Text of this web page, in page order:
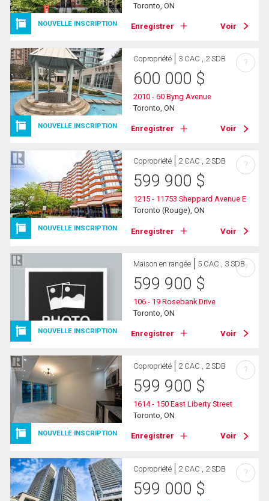
NOUVELLE INSCRIPTION
Toronto, ON
Enregistrer Voir
NOUVELLE INSCRIPTION
Copropriété 3 CAC , 2 SDB
600 000 $
2010 - 60 Byng Avenue
Toronto, ON
Enregistrer Voir
?
NOUVELLE INSCRIPTION
Copropriété 2 CAC , 2 SDB
599 900 $
1215 - 11753 Sheppard Avenue E
Toronto (Rouge), ON
Enregistrer Voir
?
NOUVELLE INSCRIPTION
Maison en rangée 5 CAC , 3 SDB
599 900 $
106 - 19 Rosebank Drive
Toronto, ON
Enregistrer Voir
?
NOUVELLE INSCRIPTION
Copropriété 2 CAC , 2 SDB
599 900 $
1614 - 150 East Liberty Street
Toronto, ON
Enregistrer Voir
?
Copropriété 2 CAC , 2 SDB
599 000 $
?